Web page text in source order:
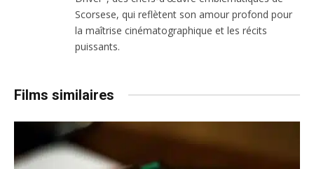
Scorsese, qui reflètent son amour profond pour
la maîtrise cinématographique et les récits
puissants.
Films similaires